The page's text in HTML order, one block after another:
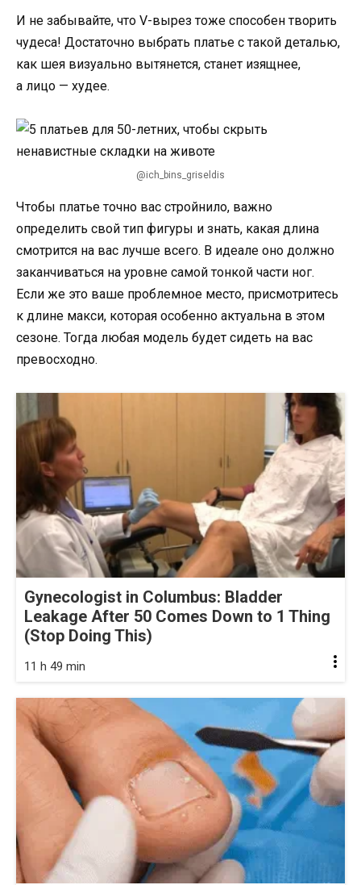
И не забывайте, что V-вырез тоже способен творить
чудеса! Достаточно выбрать платье с такой деталью,
как шея визуально вытянется, станет изящнее,
а лицо — худее.
@ich_bins_griseldis
Чтобы платье точно вас стройнило, важно
определить свой тип фигуры и знать, какая длина
смотрится на вас лучше всего. В идеале оно должно
заканчиваться на уровне самой тонкой части ног.
Если же это ваше проблемное место, присмотритесь
к длине макси, которая особенно актуальна в этом
сезоне. Тогда любая модель будет сидеть на вас
превосходно.
Gynecologist in Columbus: Bladder
Leakage After 50 Comes Down to 1 Thing
(Stop Doing This)
11 h 49 min